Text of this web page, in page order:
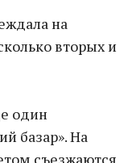
на
вторых и
один
базар». На
съезжаются